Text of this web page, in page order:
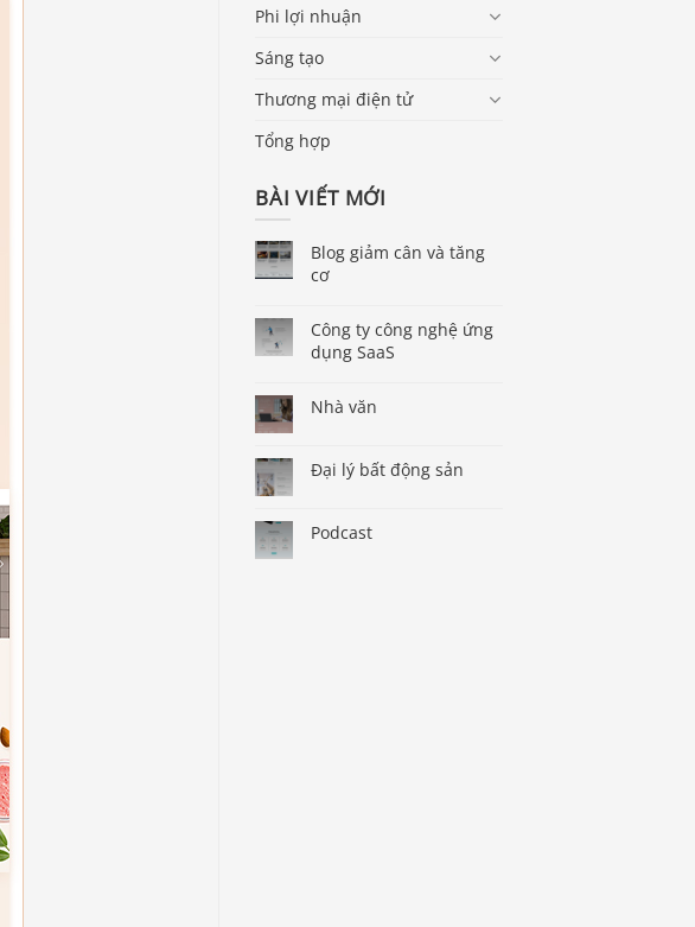
Phi lợi nhuận
Sáng tạo
Thương mại điện tử
Tổng hợp
BÀI VIẾT MỚI
Blog giảm cân và tăng
cơ
Công ty công nghệ ứng
dụng SaaS
Nhà văn
Đại lý bất động sản
Podcast